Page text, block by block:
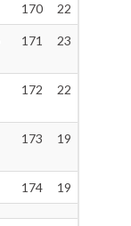
170 22
171 23
172 22
173 19
174 19